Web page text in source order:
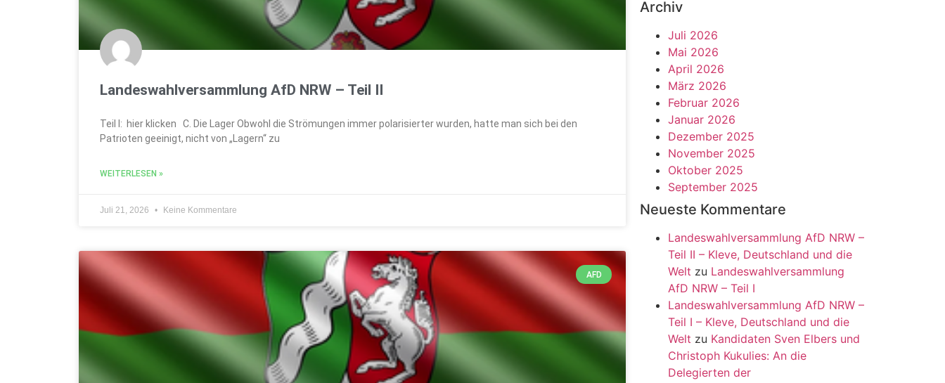
Landeswahlversammlung AfD NRW – Teil II
Teil I: hier klicken C. Die Lager Obwohl die Strömungen immer polarisierter wurden, hatte man sich bei den
Patrioten geeinigt, nicht von „Lagern“ zu
WEITERLESEN »
Juli 21, 2026 Keine Kommentare
AFD
Archiv
Juli 2026
Mai 2026
April 2026
März 2026
Februar 2026
Januar 2026
Dezember 2025
November 2025
Oktober 2025
September 2025
Neueste Kommentare
Landeswahlversammlung AfD NRW –
Teil II – Kleve, Deutschland und die
Welt zu Landeswahlversammlung
AfD NRW – Teil I
Landeswahlversammlung AfD NRW –
Teil I – Kleve, Deutschland und die
Welt zu Kandidaten Sven Elbers und
Christoph Kukulies: An die
Delegierten der